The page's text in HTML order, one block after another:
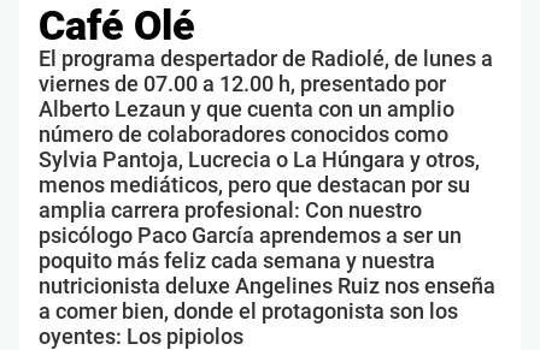
Café Olé
El programa despertador de Radiolé, de lunes a
viernes de 07.00 a 12.00 h, presentado por
Alberto Lezaun y que cuenta con un amplio
número de colaboradores conocidos como
Sylvia Pantoja, Lucrecia o La Húngara y otros,
menos mediáticos, pero que destacan por su
amplia carrera profesional: Con nuestro
psicólogo Paco García aprendemos a ser un
poquito más feliz cada semana y nuestra
nutricionista deluxe Angelines Ruiz nos enseña
a comer bien, donde el protagonista son los
oyentes: Los pipiolos